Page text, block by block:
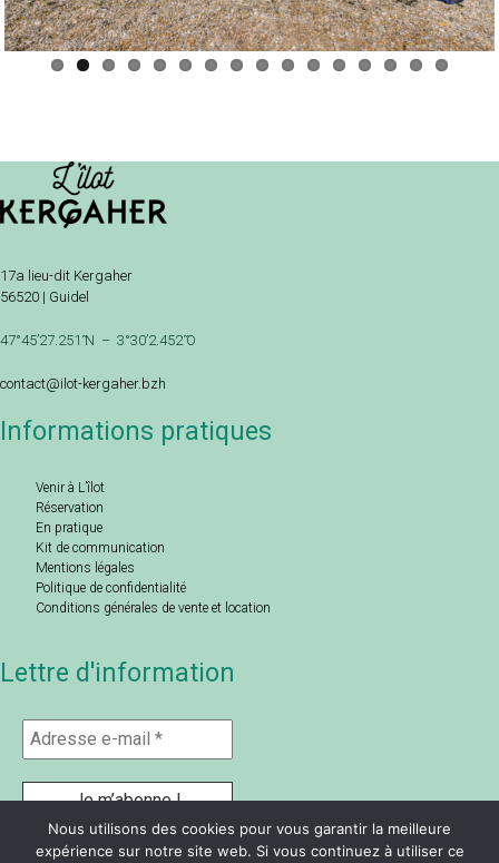
17a lieu-dit Kergaher
56520 | Guidel
47°45’27.251 ̋N – 3°30’2.452 ̋O
contact@ilot-kergaher.bzh
Informations pratiques
Venir à L’îlot
Réservation
En pratique
Kit de communication
Mentions légales
Politique de confidentialité
Conditions générales de vente et location
Lettre d'information
Nous utilisons des cookies pour vous garantir la meilleure
expérience sur notre site web. Si vous continuez à utiliser ce